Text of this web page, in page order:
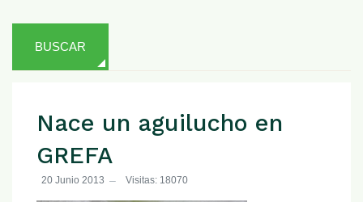
BUSCAR
Nace un aguilucho en
GREFA
20 Junio 2013 Visitas: 18070